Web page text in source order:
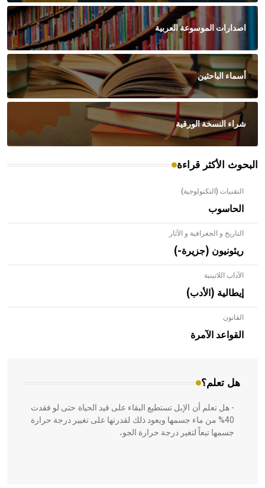
اصدارات الموسوعة العربية
أسماء الباحثين
شراء النسخة الورقية
البحوث الأكثر قراءة
التقنيات (التكنولوجية)
الحاسوب
التاريخ و الجغرافية و الآثار
ريئونيون (جزيرة-)
الآداب اللاتينية
إيطالية (الأدب)
القانون
القواعد الآمرة
هل تعلم؟
- هل تعلم أن الأبلق نوع من الفنون الهندسية التي ارتبطت
بالعمارة الإسلامية في بلاد الشام ومصر خاصة، حيث يحرص
المعمار على بناء مداميكه وخاصة في الواجهات
- هل تعلم أن الإبل تستطيع البقاء على قيد الحياة حتى لو فقدت
40% من ماء جسمها ويعود ذلك لقدرتها على تغيير درجة حرارة
جسمها تبعاً لتغير درجة حرارة الجو،